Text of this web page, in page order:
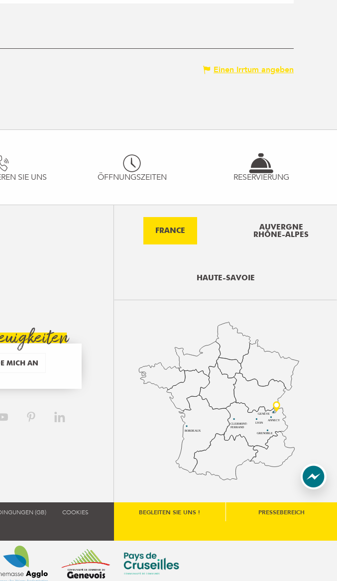
Einen Irrtum angeben
SIE UNS ÖFFNUNGSZEITEN RESERVIERUNG
MICH AN
FRANCE
AUVERGNE
RHÔNE-ALPES
HAUTE-SAVOIE
BORDEAUX
CLERMONT-
FERRAND
LYON
ANNECY
GRENOBLE
GENÈVE
(GB) COOKIES BEGLEITEN SIE UNS ! PRESSEBEREICH
une nouvelle fenêtre)
nouvelle fenêtre)
Annemasse Agglo (s'ouvre dans une nouvelle fenêtre)
Communauté de communes du Genévois (s'ouvre dans une nouvelle
Communauté de communes du Pays de Cruseilles